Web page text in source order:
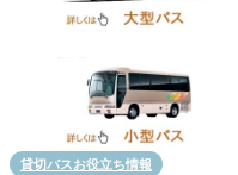
貸切バスお役立ち情報